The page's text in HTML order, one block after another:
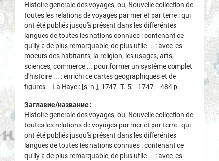
Histoire generale des voyages, ou, Nouvelle collection de
toutes les relations de voyages par mer et par terre : qui
ont été publiés jusqu'à présent dans les differéntes
langues de toutes les nations connues : contenant ce
qu'ily a de plus remarquable, de plus utile ... : avec les
moeurs des habitants, la religion, les usages, arts,
sciences, commerce ... pour former un systême complet
d'histoire ... : enrichi de cartes geographiques et de
figures. - La Haye : [s. n.], 1747 -Т. 5. - 1747. - 484 p.
Заглавие/название :
Histoire generale des voyages, ou, Nouvelle collection de
toutes les relations de voyages par mer et par terre : qui
ont été publiés jusqu'à présent dans les differéntes
langues de toutes les nations connues : contenant ce
qu'ily a de plus remarquable, de plus utile ... : avec les